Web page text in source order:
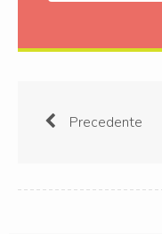
Precedente